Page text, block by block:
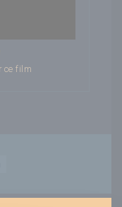
ce film